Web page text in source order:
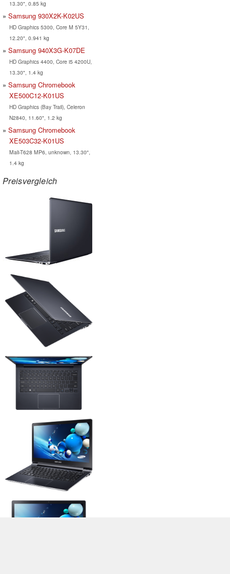
13.30", 0.85 kg
Samsung 930X2K-K02US
HD Graphics 5300, Core M 5Y31,
12.20", 0.941 kg
Samsung 940X3G-K07DE
HD Graphics 4400, Core i5 4200U,
13.30", 1.4 kg
Samsung Chromebook
XE500C12-K01US
HD Graphics (Bay Trail), Celeron
N2840, 11.60", 1.2 kg
Samsung Chromebook
XE503C32-K01US
Mali-T628 MP6, unknown, 13.30",
1.4 kg
Preisvergleich